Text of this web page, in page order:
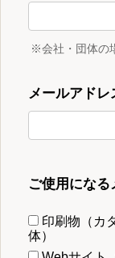
※会社・団体の
メールアドレ
ご使用になる
印刷物（カ
体）